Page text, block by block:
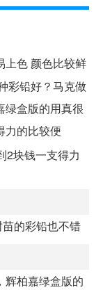
上色 颜色比较鲜
彩铅好？马克做
绿盒版的用真很
力的比较便
2块钱一支得力
的彩铅也不错
辉柏嘉绿盒版的